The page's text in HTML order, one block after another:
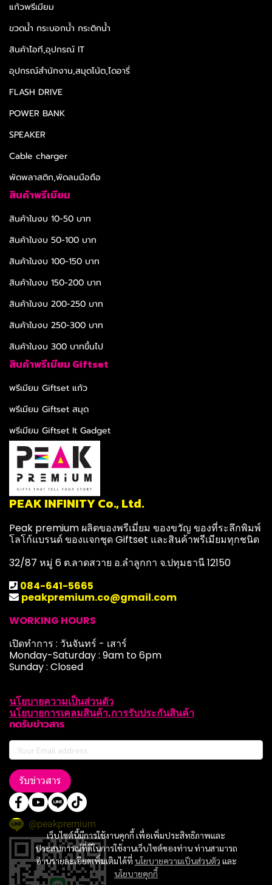
เว็บไซต์นี้มีการใช้งานคุกกี้ เพื่อเพิ่มประสิทธิภาพและ
ประสบการณ์ที่ดีในการใช้งานเว็บไซต์ของท่าน ท่านสามารถ
อ่านรายละเอียดเพิ่มเติมได้ที่ นโยบายความเป็นส่วนตัว และ
นโยบายคุกกี้
แก้วพรีเมียม
ขวดน้ำ กระบอกน้ำ กระติกน้ำ
สินค้าไอที,อุปกรณ์ IT
อุปกรณ์สำนักงาน,สมุดโน้ต,ไดอารี่
FLASH DRIVE
POWER BANK
SPEAKER
Cable charger
พัดพลาสติก,พัดลมมือถือ
สินค้าพรีเมียม
สินค้าในงบ 10-50 บาท
สินค้าในงบ 50-100 บาท
สินค้าในงบ 100-150 บาท
สินค้าในงบ 150-200 บาท
สินค้าในงบ 200-250 บาท
สินค้าในงบ 250-300 บาท
สินค้าในงบ 300 บาทขึ้นไป
สินค้าพรีเมียม Giftset
พรีเมียม Giftset แก้ว
พรีเมียม Giftset สมุด
พรีเมียม Giftset It Gadget
PEAK INFINITY Co., Ltd.
Peak premium ผลิตของพรีเมี่ยม ของขวัญ ของที่ระลึกพิมพ์
โลโก้แบรนด์ ของแจกชุด Giftset และสินค้าพรีเมียมทุกชนิด
32/87 หมู่ 6 ต.ลาดสวาย อ.ลำลูกกา จ.ปทุมธานี 12150
084-641-5665
peakpremium.co@gmail.com
WORKING HOURS
เปิดทำการ : วันจันทร์ - เสาร์
Monday-Saturday : 9am to 6pm
Sunday : Closed
นโยบายความเป็นส่วนตัว
นโยบายการเคลมสินค้า,การรับประกันสินค้า
กดรับข่าวสาร
รับข่าวสาร
@peakpremium